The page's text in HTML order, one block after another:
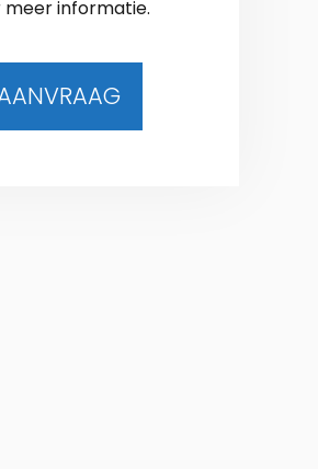
meer informatie.